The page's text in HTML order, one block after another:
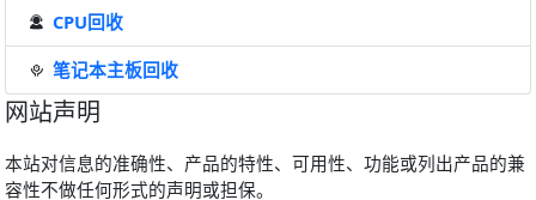
CPU回收
笔记本主板回收
网站声明
本站对信息的准确性、产品的特性、可用性、功能或列出产品的兼
容性不做任何形式的声明或担保。